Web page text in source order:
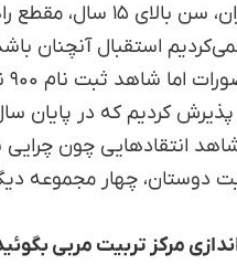
و مرخصی یک سال تحصیلی بود.
انتقادهایی چون چرایی
دوستان، چهار مجموعه
مرکز تربیت مربی